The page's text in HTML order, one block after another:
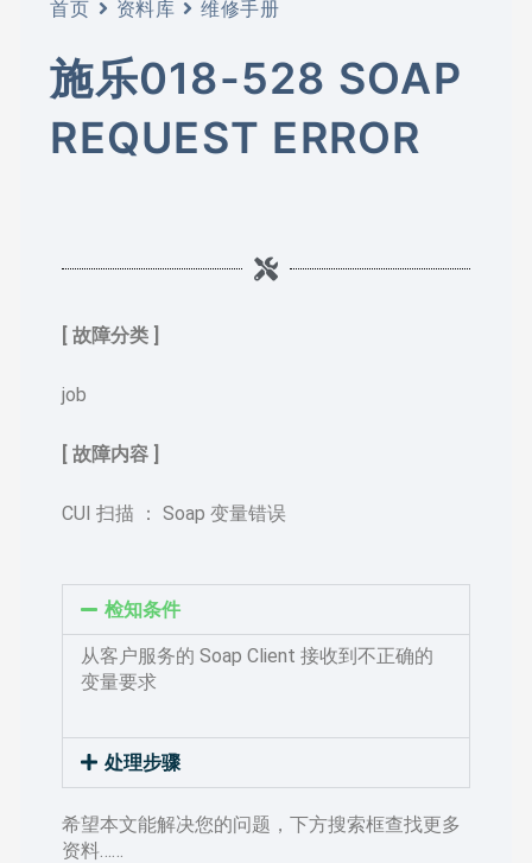
首页 资料库 维修手册
施乐018-528 SOAP
REQUEST ERROR
[ 故障分类 ]
job
[ 故障内容 ]
CUI 扫描 ： Soap 变量错误
检知条件
从客户服务的 Soap Client 接收到不正确的
变量要求
处理步骤
希望本文能解决您的问题，下方搜索框查找更多
资料……